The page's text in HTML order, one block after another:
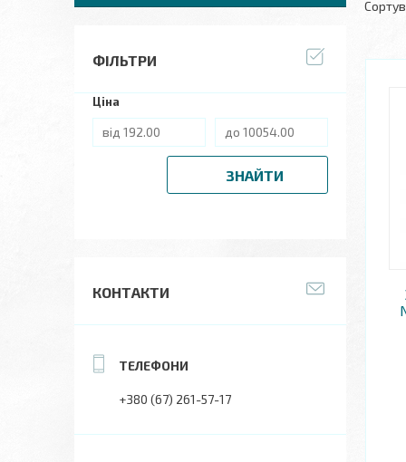
ФІЛЬТРИ
Ціна
ЗНАЙТИ
КОНТАКТИ
+380 (67) 261-57-17